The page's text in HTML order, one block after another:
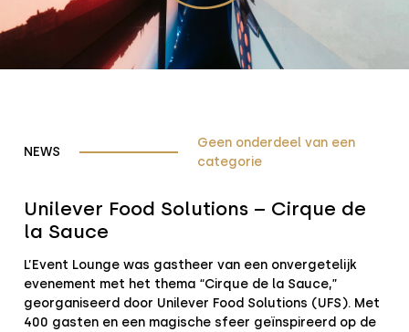
NEWS
Geen onderdeel van een
categorie
Unilever Food Solutions – Cirque de
la Sauce
L’Event Lounge was gastheer van een onvergetelijk
evenement met het thema “Cirque de la Sauce,”
georganiseerd door Unilever Food Solutions (UFS). Met
400 gasten en een magische sfeer geïnspireerd op de